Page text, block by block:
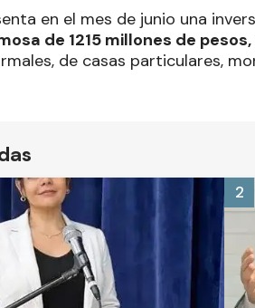
en el mes de junio una
de 1215 millones de pesos,
de casas particulares,
2